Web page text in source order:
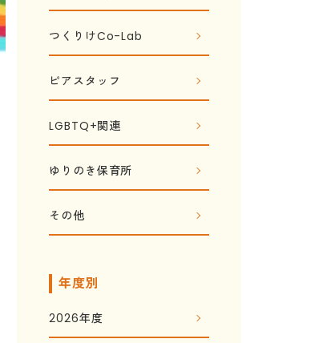
つくりけCo-Lab
ピアスタッフ
LGBTQ+関連
ゆりのき保育所
その他
年度別
2026年度